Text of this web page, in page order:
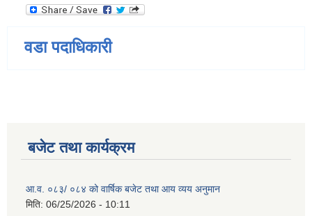
वडा पदाधिकारी
बजेट तथा कार्यक्रम
आ.व. ०८३/ ०८४ को वार्षिक बजेट तथा आय व्यय अनुमान
मिति: 06/25/2026 - 10:11